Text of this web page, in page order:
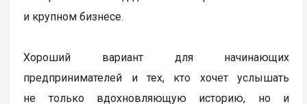
и крупном бизнесе.
Хороший вариант для начинающих
предпринимателей и тех, кто хочет услышать
не только вдохновляющую историю, но и